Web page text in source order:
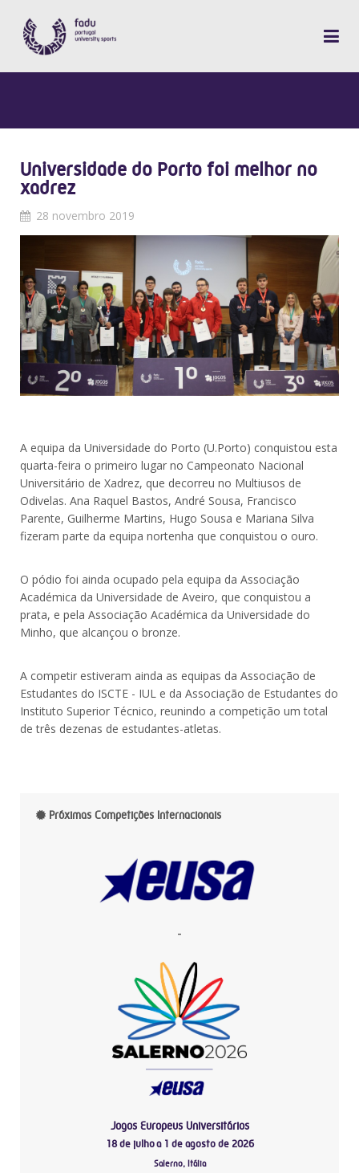
Universidade do Porto foi melhor no
xadrez
28 novembro 2019
A equipa da Universidade do Porto (U.Porto) conquistou esta
quarta-feira o primeiro lugar no Campeonato Nacional
Universitário de Xadrez, que decorreu no Multiusos de
Odivelas. Ana Raquel Bastos, André Sousa, Francisco
Parente, Guilherme Martins, Hugo Sousa e Mariana Silva
fizeram parte da equipa nortenha que conquistou o ouro.
O pódio foi ainda ocupado pela equipa da Associação
Académica da Universidade de Aveiro, que conquistou a
prata, e pela Associação Académica da Universidade do
Minho, que alcançou o bronze.
A competir estiveram ainda as equipas da Associação de
Estudantes do ISCTE - IUL e da Associação de Estudantes do
Instituto Superior Técnico, reunindo a competição um total
de três dezenas de estudantes-atletas.
Próximas Competições Internacionais
-
Jogos Europeus Universitários
18 de julho a 1 de agosto de 2026
Salerno, Itália